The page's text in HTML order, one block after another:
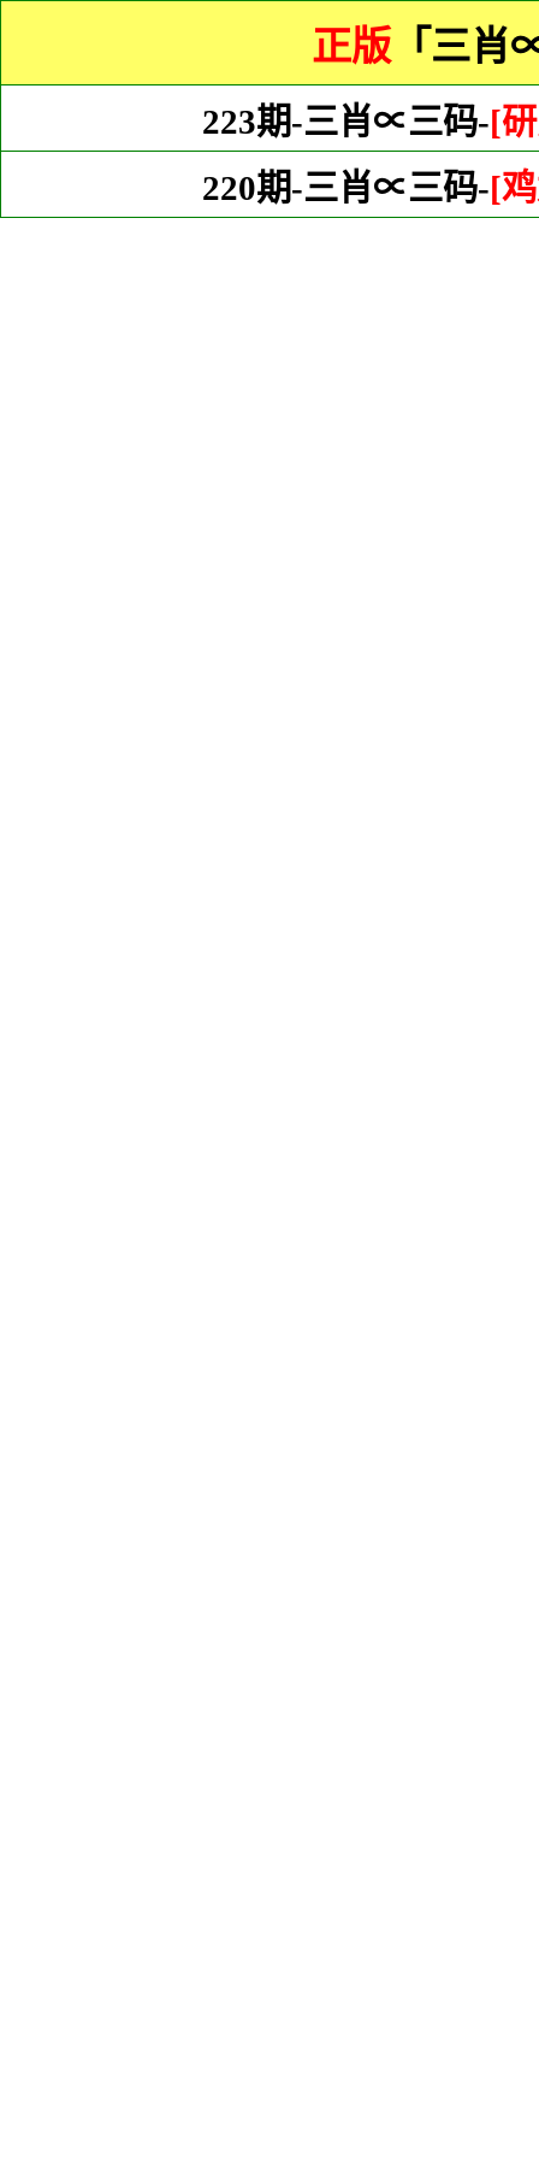
正版 「三
223期-三肖∝三码-[
220期-三肖∝三码-[